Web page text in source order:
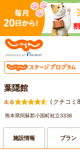
葉隠館
4.6 ( クチコミ
熊本県阿蘇郡小国町杖立3336
施設情報 プラン